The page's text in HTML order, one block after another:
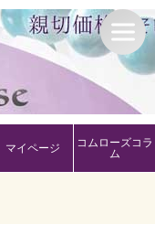
マイページ
コムローズコラ
ム